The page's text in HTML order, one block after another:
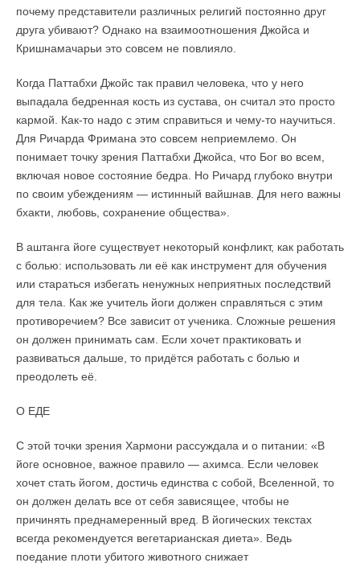
почему представители различных религий постоянно друг
друга убивают? Однако на взаимоотношения Джойса и
Кришнамачарьи это совсем не повлияло.
Когда Паттабхи Джойс так правил человека, что у него
выпадала бедренная кость из сустава, он считал это просто
кармой. Как-то надо с этим справиться и чему-то научиться.
Для Ричарда Фримана это совсем неприемлемо. Он
понимает точку зрения Паттабхи Джойса, что Бог во всем,
включая новое состояние бедра. Но Ричард глубоко внутри
по своим убеждениям — истинный вайшнав. Для него важны
бхакти, любовь, сохранение общества».
В аштанга йоге существует некоторый конфликт, как работать
с болью: использовать ли её как инструмент для обучения
или стараться избегать ненужных неприятных последствий
для тела. Как же учитель йоги должен справляться с этим
противоречием? Все зависит от ученика. Сложные решения
он должен принимать сам. Если хочет практиковать и
развиваться дальше, то придётся работать с болью и
преодолеть её.
О ЕДЕ
С этой точки зрения Хармони рассуждала и о питании: «В
йоге основное, важное правило — ахимса. Если человек
хочет стать йогом, достичь единства с собой, Вселенной, то
он должен делать все от себя зависящее, чтобы не
причинять преднамеренный вред. В йогических текстах
всегда рекомендуется вегетарианская диета». Ведь
поедание плоти убитого животного снижает